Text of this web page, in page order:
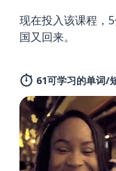
现在投入该课程，
国又回来。
61可学习的单词/